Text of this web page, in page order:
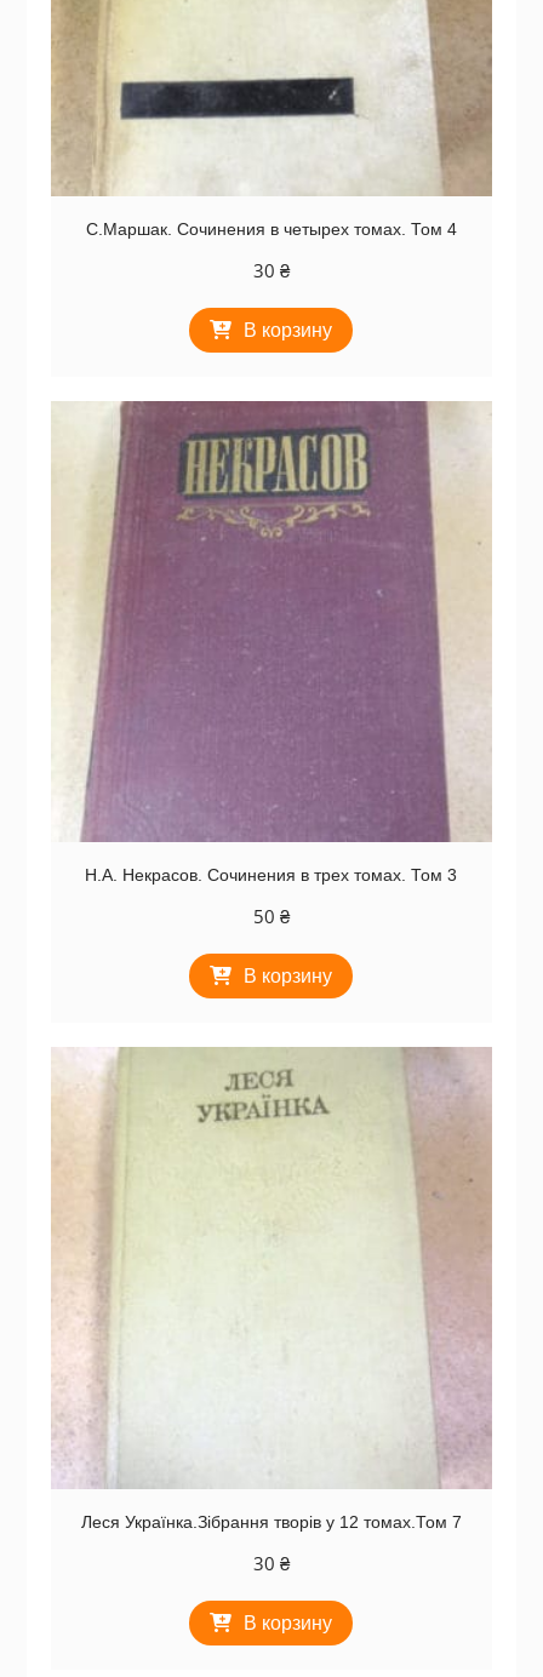
С.Маршак. Сочинения в четырех томах. Том 4
30 ₴
В корзину
Н.А. Некрасов. Сочинения в трех томах. Том 3
50 ₴
В корзину
Леся Українка.Зібрання творів у 12 томах.Том 7
30 ₴
В корзину